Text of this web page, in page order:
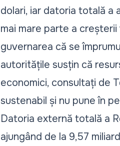
dolari, iar datoria totală a
mai mare parte a
guvernarea că se
autoritățile susțin că
economici, consultați de
sustenabil și nu pune în
Datoria externă totală a
ajungând de la 9,57